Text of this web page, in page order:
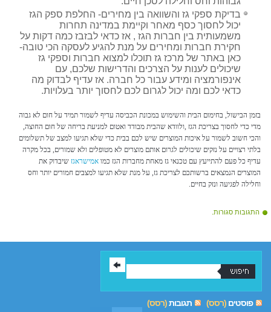
בדיקת ספקי גז והשוואה בין מחירים- החלפת ספק הגז
יכול לחסוך כסף מאחר וקיימת במדינה תחרות
משמעותית בין חברות הגז , אז כדאי לבזבז כמה דקות על
חקירת חברות ומחירים על מנת להגיע לעסקה הכי טובה-
כאן באתר של מרכז גז תוכלו למצוא חברות וספקי גז
שיכולים לענות על הצרכים והדרישות שלכם, עם
אינפורמציה ומידע עבור כל חברה. אז עדיף לבדוק מה
כדאי לכם ומה יכול לגרום לכם לחסוך יותר בעלויות.
בזמן הבישול, בחימום הבית והשימוש במכונת הכביסה עדיף לשמור תמיד על חום לא גבוה
מדי כדי לחסוך בצריכת הגז ,ולוודא שהבית מבודד ואטום למניעת בריחה של חום החוצה,
והכי חשוב לשמור על איכות המוצרים שיש לכם בבית כדי שלא תגיעו למצב של תשלומים
בלתי רצויים על נזקים שיכולים לגרום אותם מוצרים לא מטופלים ולא שמורים, בכל מקרה
עדיף כל פעם להתייעץ עם טכנאי גז מאחת מחברות הגז כמואמישראגז שיבדוק את
המוצרים הנמצאים ברשותכם לצריכת גז, על מנת שלא תגיעו למצבים חמורים יותר וחס
וחלילה לפגיעה ונזק בחיים.
התגובות סגורות.
פוסטים (רסס) תגובות(רסס)